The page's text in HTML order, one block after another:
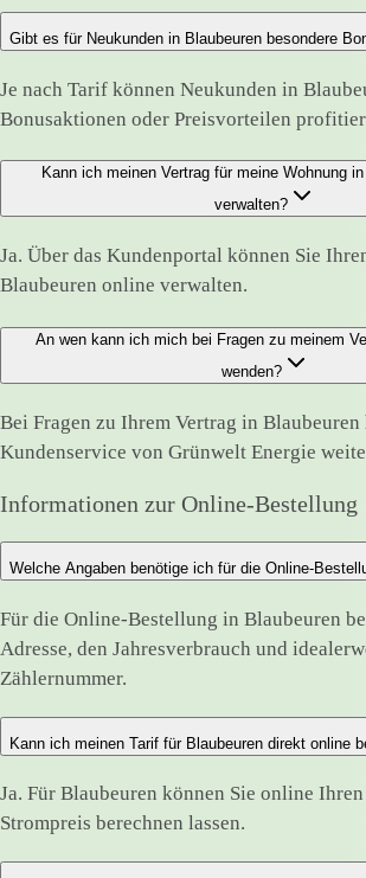
Gibt es für Neukunden in Blaubeuren besondere
Je nach Tarif können Neukunden in
Bonusaktionen oder Preisvorteilen
Kann ich meinen Vertrag für meine Wohnung
verwalten?
Ja. Über das Kundenportal können Sie
Blaubeuren online verwalten.
An wen kann ich mich bei Fragen zu meinem
wenden?
Bei Fragen zu Ihrem Vertrag in
Kundenservice von Grünwelt Energie
Informationen zur Online-Bestellung
Welche Angaben benötige ich für die Online-
Für die Online-Bestellung in Blaubeuren
Adresse, den Jahresverbrauch und
Zählernummer.
Kann ich meinen Tarif für Blaubeuren direkt online
Ja. Für Blaubeuren können Sie online
Strompreis berechnen lassen.